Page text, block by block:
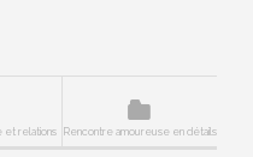
et relations Rencontre amoureuse en détails